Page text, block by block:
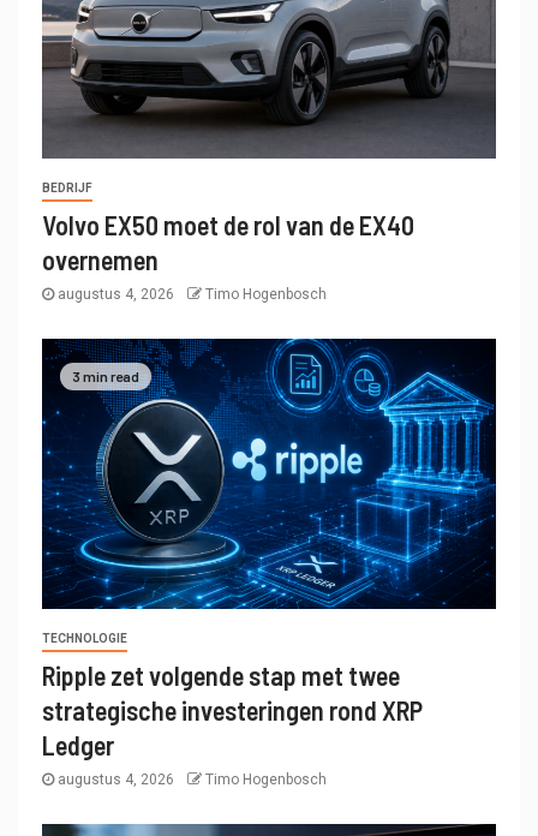
BEDRIJF
Volvo EX50 moet de rol van de EX40
overnemen
augustus 4, 2026 Timo Hogenbosch
3 min read
TECHNOLOGIE
Ripple zet volgende stap met twee
strategische investeringen rond XRP
Ledger
augustus 4, 2026 Timo Hogenbosch